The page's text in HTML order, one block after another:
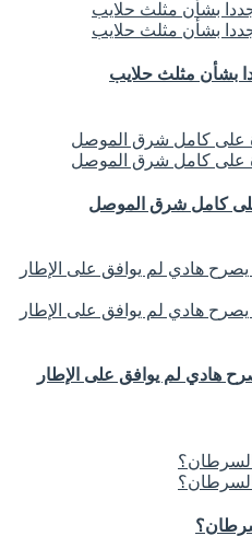
بشأن مثلث حلايب
على كامل شرق الموصل
هادي لم يوافق على الإطار